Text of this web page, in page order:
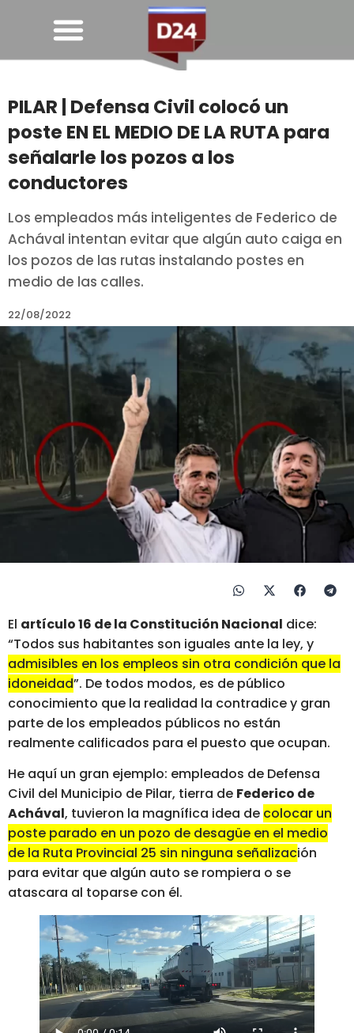
PILAR | Defensa Civil colocó un
poste EN EL MEDIO DE LA RUTA para
señalarle los pozos a los
conductores
Los empleados más inteligentes de Federico de
Achával intentan evitar que algún auto caiga en
los pozos de las rutas instalando postes en
medio de las calles.
22/08/2022
El artículo 16 de la Constitución Nacional dice:
“Todos sus habitantes son iguales ante la ley, y
admisibles en los empleos sin otra condición que la
idoneidad”. De todos modos, es de público
conocimiento que la realidad la contradice y gran
parte de los empleados públicos no están
realmente calificados para el puesto que ocupan.
He aquí un gran ejemplo: empleados de Defensa
Civil del Municipio de Pilar, tierra de Federico de
Achával, tuvieron la magnífica idea de colocar un
poste parado en un pozo de desagüe en el medio
de la Ruta Provincial 25 sin ninguna señalización
para evitar que algún auto se rompiera o se
atascara al toparse con él.